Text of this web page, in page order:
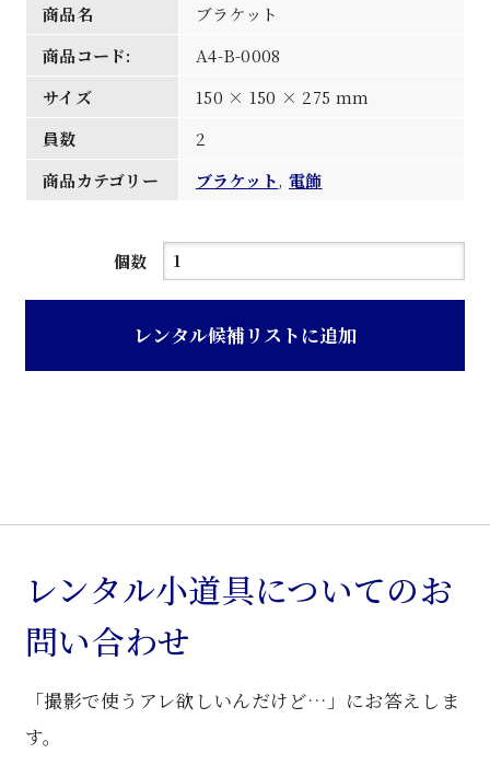
商品名
ブラケット
商品コード:
A4-B-0008
サイズ
150 × 150 × 275 mm
員数
2
商品カテゴリー
ブラケット,電飾
個数
ブ
ッ
レンタル候補リストに追加
レンタル小道具についてのお
問い合わせ
「撮影で使うアレ欲しいんだけど…」にお答えしま
す。